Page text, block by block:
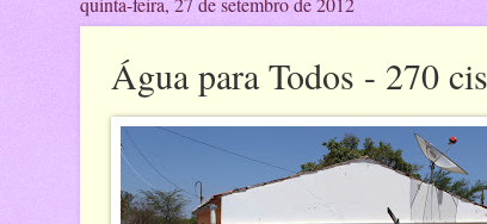
Água para Todos - 270